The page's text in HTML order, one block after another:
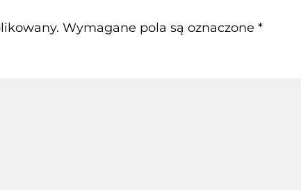
Wymagane pola są oznaczone *